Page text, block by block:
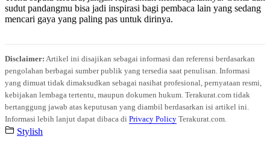
sudut pandangmu bisa jadi inspirasi bagi pembaca lain yang sedang
mencari gaya yang paling pas untuk dirinya.
Disclaimer: Artikel ini disajikan sebagai informasi dan referensi berdasarkan
pengolahan berbagai sumber publik yang tersedia saat penulisan. Informasi
yang dimuat tidak dimaksudkan sebagai nasihat profesional, pernyataan resmi,
kebijakan lembaga tertentu, maupun dokumen hukum. Terakurat.com tidak
bertanggung jawab atas keputusan yang diambil berdasarkan isi artikel ini.
Informasi lebih lanjut dapat dibaca di Privacy Policy Terakurat.com.
Stylish